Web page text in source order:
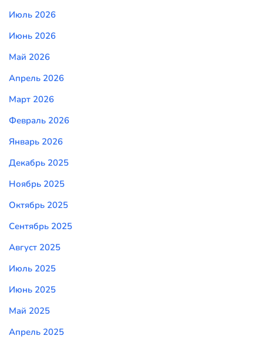
Июль 2026
Июнь 2026
Май 2026
Апрель 2026
Март 2026
Февраль 2026
Январь 2026
Декабрь 2025
Ноябрь 2025
Октябрь 2025
Сентябрь 2025
Август 2025
Июль 2025
Июнь 2025
Май 2025
Апрель 2025